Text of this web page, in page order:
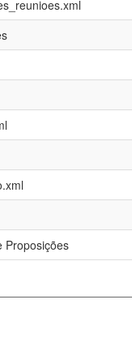
Proposições